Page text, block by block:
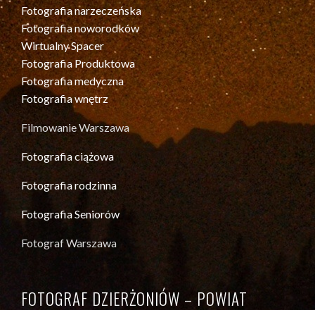
Fotografia narzeczeńska
Fotografia noworodków
Wirtualny Spacer
Fotografia Produktowa
Fotografia medyczna
Fotografia wnętrz
Filmowanie Warszawa
Fotografia ciążowa
Fotografia rodzinna
Fotografia Seniorów
Fotograf Warszawa
FOTOGRAF DZIERŻONIÓW – POWIAT